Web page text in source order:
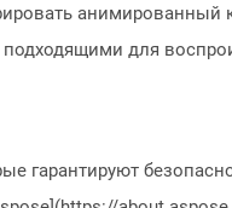
анимированный
для
гарантируют